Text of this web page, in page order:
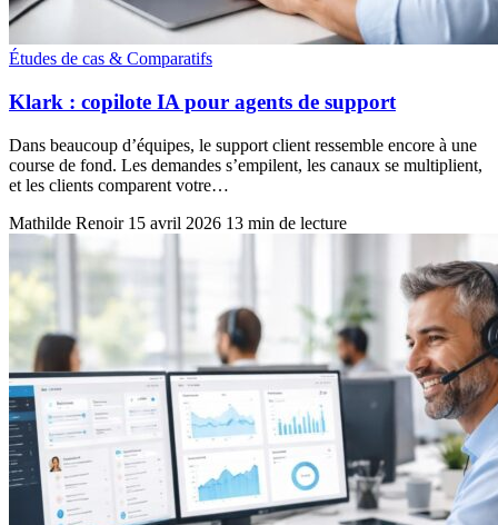
Études de cas & Comparatifs
Klark : copilote IA pour agents de support
Dans beaucoup d’équipes, le support client ressemble encore à une
course de fond. Les demandes s’empilent, les canaux se multiplient,
et les clients comparent votre…
Mathilde Renoir 15 avril 2026 13 min de lecture